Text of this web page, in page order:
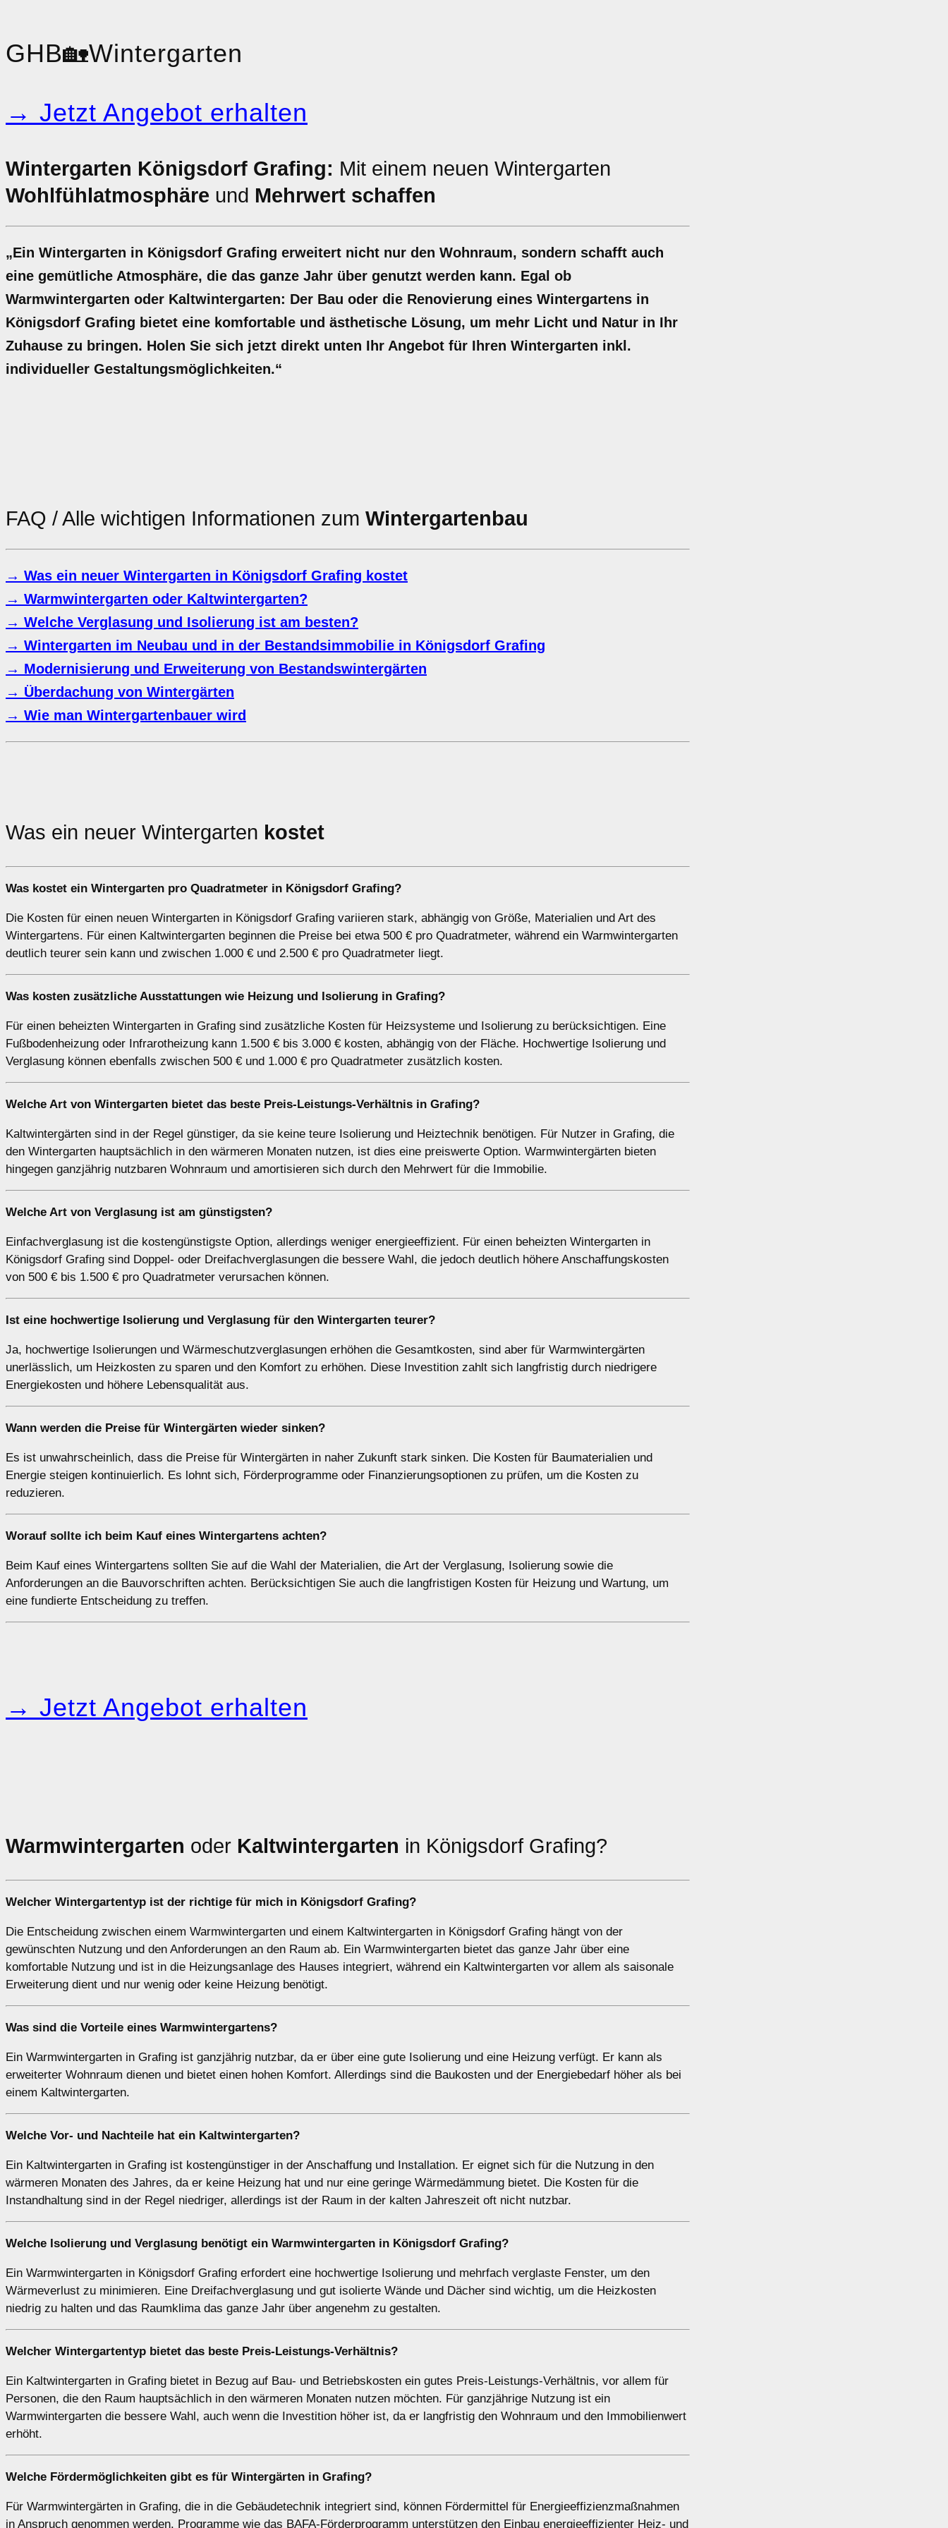
GHB🏡Wintergarten
→ Jetzt Angebot erhalten
Wintergarten Königsdorf Grafing: Mit einem neuen Wintergarten
Wohlfühlatmosphäre und Mehrwert schaffen
„Ein Wintergarten in Königsdorf Grafing erweitert nicht nur den Wohnraum, sondern schafft auch
eine gemütliche Atmosphäre, die das ganze Jahr über genutzt werden kann. Egal ob
Warmwintergarten oder Kaltwintergarten: Der Bau oder die Renovierung eines Wintergartens in
Königsdorf Grafing bietet eine komfortable und ästhetische Lösung, um mehr Licht und Natur in Ihr
Zuhause zu bringen. Holen Sie sich jetzt direkt unten Ihr Angebot für Ihren Wintergarten inkl.
individueller Gestaltungsmöglichkeiten.“
FAQ / Alle wichtigen Informationen zum Wintergartenbau
→ Was ein neuer Wintergarten in Königsdorf Grafing kostet
→ Warmwintergarten oder Kaltwintergarten?
→ Welche Verglasung und Isolierung ist am besten?
→ Wintergarten im Neubau und in der Bestandsimmobilie in Königsdorf Grafing
→ Modernisierung und Erweiterung von Bestandswintergärten
→ Überdachung von Wintergärten
→ Wie man Wintergartenbauer wird
Was ein neuer Wintergarten kostet
Was kostet ein Wintergarten pro Quadratmeter in Königsdorf Grafing?
Die Kosten für einen neuen Wintergarten in Königsdorf Grafing variieren stark, abhängig von Größe, Materialien und Art des
Wintergartens. Für einen Kaltwintergarten beginnen die Preise bei etwa 500 € pro Quadratmeter, während ein Warmwintergarten
deutlich teurer sein kann und zwischen 1.000 € und 2.500 € pro Quadratmeter liegt.
Was kosten zusätzliche Ausstattungen wie Heizung und Isolierung in Grafing?
Für einen beheizten Wintergarten in Grafing sind zusätzliche Kosten für Heizsysteme und Isolierung zu berücksichtigen. Eine
Fußbodenheizung oder Infrarotheizung kann 1.500 € bis 3.000 € kosten, abhängig von der Fläche. Hochwertige Isolierung und
Verglasung können ebenfalls zwischen 500 € und 1.000 € pro Quadratmeter zusätzlich kosten.
Welche Art von Wintergarten bietet das beste Preis-Leistungs-Verhältnis in Grafing?
Kaltwintergärten sind in der Regel günstiger, da sie keine teure Isolierung und Heiztechnik benötigen. Für Nutzer in Grafing, die
den Wintergarten hauptsächlich in den wärmeren Monaten nutzen, ist dies eine preiswerte Option. Warmwintergärten bieten
hingegen ganzjährig nutzbaren Wohnraum und amortisieren sich durch den Mehrwert für die Immobilie.
Welche Art von Verglasung ist am günstigsten?
Einfachverglasung ist die kostengünstigste Option, allerdings weniger energieeffizient. Für einen beheizten Wintergarten in
Königsdorf Grafing sind Doppel- oder Dreifachverglasungen die bessere Wahl, die jedoch deutlich höhere Anschaffungskosten
von 500 € bis 1.500 € pro Quadratmeter verursachen können.
Ist eine hochwertige Isolierung und Verglasung für den Wintergarten teurer?
Ja, hochwertige Isolierungen und Wärmeschutzverglasungen erhöhen die Gesamtkosten, sind aber für Warmwintergärten
unerlässlich, um Heizkosten zu sparen und den Komfort zu erhöhen. Diese Investition zahlt sich langfristig durch niedrigere
Energiekosten und höhere Lebensqualität aus.
Wann werden die Preise für Wintergärten wieder sinken?
Es ist unwahrscheinlich, dass die Preise für Wintergärten in naher Zukunft stark sinken. Die Kosten für Baumaterialien und
Energie steigen kontinuierlich. Es lohnt sich, Förderprogramme oder Finanzierungsoptionen zu prüfen, um die Kosten zu
reduzieren.
Worauf sollte ich beim Kauf eines Wintergartens achten?
Beim Kauf eines Wintergartens sollten Sie auf die Wahl der Materialien, die Art der Verglasung, Isolierung sowie die
Anforderungen an die Bauvorschriften achten. Berücksichtigen Sie auch die langfristigen Kosten für Heizung und Wartung, um
eine fundierte Entscheidung zu treffen.
→ Jetzt Angebot erhalten
Warmwintergarten oder Kaltwintergarten in Königsdorf Grafing?
Welcher Wintergartentyp ist der richtige für mich in Königsdorf Grafing?
Die Entscheidung zwischen einem Warmwintergarten und einem Kaltwintergarten in Königsdorf Grafing hängt von der
gewünschten Nutzung und den Anforderungen an den Raum ab. Ein Warmwintergarten bietet das ganze Jahr über eine
komfortable Nutzung und ist in die Heizungsanlage des Hauses integriert, während ein Kaltwintergarten vor allem als saisonale
Erweiterung dient und nur wenig oder keine Heizung benötigt.
Was sind die Vorteile eines Warmwintergartens?
Ein Warmwintergarten in Grafing ist ganzjährig nutzbar, da er über eine gute Isolierung und eine Heizung verfügt. Er kann als
erweiterter Wohnraum dienen und bietet einen hohen Komfort. Allerdings sind die Baukosten und der Energiebedarf höher als bei
einem Kaltwintergarten.
Welche Vor- und Nachteile hat ein Kaltwintergarten?
Ein Kaltwintergarten in Grafing ist kostengünstiger in der Anschaffung und Installation. Er eignet sich für die Nutzung in den
wärmeren Monaten des Jahres, da er keine Heizung hat und nur eine geringe Wärmedämmung bietet. Die Kosten für die
Instandhaltung sind in der Regel niedriger, allerdings ist der Raum in der kalten Jahreszeit oft nicht nutzbar.
Welche Isolierung und Verglasung benötigt ein Warmwintergarten in Königsdorf Grafing?
Ein Warmwintergarten in Königsdorf Grafing erfordert eine hochwertige Isolierung und mehrfach verglaste Fenster, um den
Wärmeverlust zu minimieren. Eine Dreifachverglasung und gut isolierte Wände und Dächer sind wichtig, um die Heizkosten
niedrig zu halten und das Raumklima das ganze Jahr über angenehm zu gestalten.
Welcher Wintergartentyp bietet das beste Preis-Leistungs-Verhältnis?
Ein Kaltwintergarten in Grafing bietet in Bezug auf Bau- und Betriebskosten ein gutes Preis-Leistungs-Verhältnis, vor allem für
Personen, die den Raum hauptsächlich in den wärmeren Monaten nutzen möchten. Für ganzjährige Nutzung ist ein
Warmwintergarten die bessere Wahl, auch wenn die Investition höher ist, da er langfristig den Wohnraum und den Immobilienwert
erhöht.
Welche Fördermöglichkeiten gibt es für Wintergärten in Grafing?
Für Warmwintergärten in Grafing, die in die Gebäudetechnik integriert sind, können Fördermittel für Energieeffizienzmaßnahmen
in Anspruch genommen werden. Programme wie das BAFA-Förderprogramm unterstützen den Einbau energieeffizienter Heiz- und